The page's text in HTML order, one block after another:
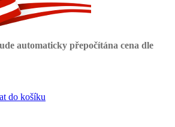
automaticky přepočítána cena dle
do košíku